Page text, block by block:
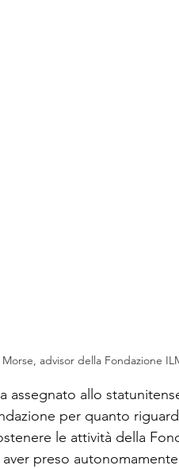
advisor della Fondazione
assegnato allo
per quanto
le attività della
preso